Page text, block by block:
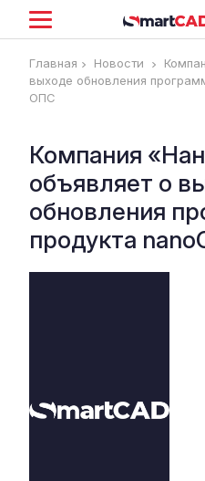
Главная Новости
выходе обновления
ОПС
Компания
объявляет о
обновления
продукта